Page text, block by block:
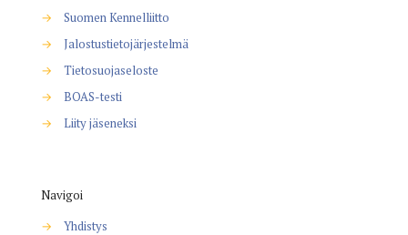
→
Suomen Kennelliitto
→
Jalostustietojärjestelmä
→
Tietosuojaseloste
→
BOAS-testi
→
Liity jäseneksi
Navigoi
→
Yhdistys